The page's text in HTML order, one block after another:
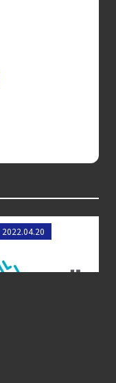
の弱点を可視化する新
から変えた
したランサムウェアを
セキュリティ
ックリスト
2022.04.20